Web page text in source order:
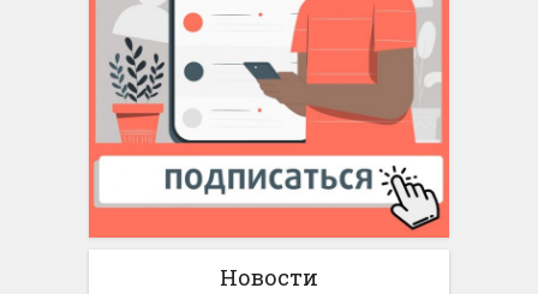
Новости